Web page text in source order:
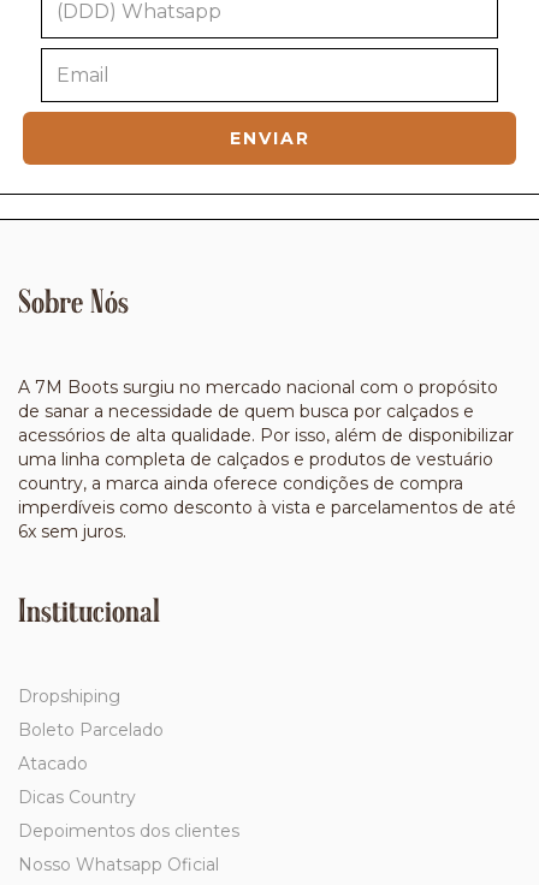
Sobre Nós
A 7M Boots surgiu no mercado nacional com o propósito
de sanar a necessidade de quem busca por calçados e
acessórios de alta qualidade. Por isso, além de disponibilizar
uma linha completa de calçados e produtos de vestuário
country, a marca ainda oferece condições de compra
imperdíveis como desconto à vista e parcelamentos de até
6x sem juros.
Institucional
Dropshiping
Boleto Parcelado
Atacado
Dicas Country
Depoimentos dos clientes
Nosso Whatsapp Oficial